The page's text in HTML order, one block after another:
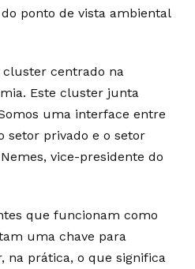
ponto de vista ambiental
cluster centrado na
Este cluster junta
uma interface entre
setor privado e o setor
vice-presidente do
que funcionam como
uma chave para
na prática, o que significa